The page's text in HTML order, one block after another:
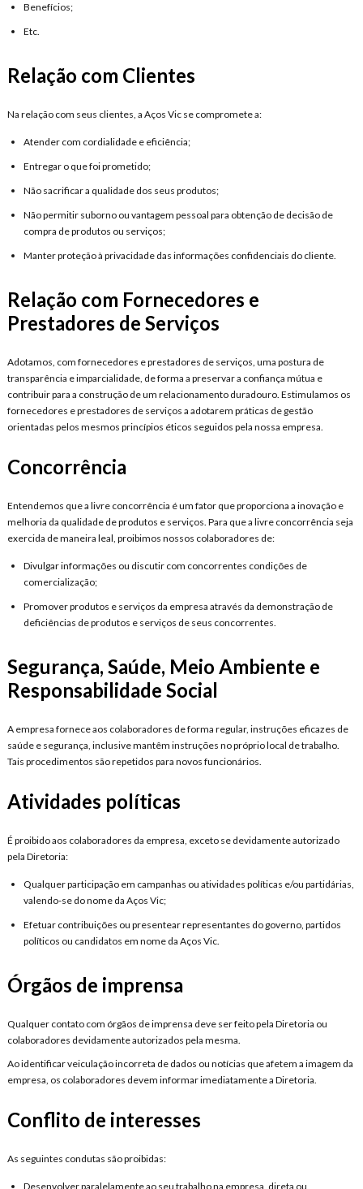
Benefícios;
Etc.
Relação com Clientes
Na relação com seus clientes, a Aços Vic se compromete a:
Atender com cordialidade e eficiência;
Entregar o que foi prometido;
Não sacrificar a qualidade dos seus produtos;
Não permitir suborno ou vantagem pessoal para obtenção de decisão de
compra de produtos ou serviços;
Manter proteção à privacidade das informações confidenciais do cliente.
Relação com Fornecedores e
Prestadores de Serviços
Adotamos, com fornecedores e prestadores de serviços, uma postura de
transparência e imparcialidade, de forma a preservar a confiança mútua e
contribuir para a construção de um relacionamento duradouro. Estimulamos os
fornecedores e prestadores de serviços a adotarem práticas de gestão
orientadas pelos mesmos princípios éticos seguidos pela nossa empresa.
Concorrência
Entendemos que a livre concorrência é um fator que proporciona a inovação e
melhoria da qualidade de produtos e serviços. Para que a livre concorrência seja
exercida de maneira leal, proibimos nossos colaboradores de:
Divulgar informações ou discutir com concorrentes condições de
comercialização;
Promover produtos e serviços da empresa através da demonstração de
deficiências de produtos e serviços de seus concorrentes.
Segurança, Saúde, Meio Ambiente e
Responsabilidade Social
A empresa fornece aos colaboradores de forma regular, instruções eficazes de
saúde e segurança, inclusive mantêm instruções no próprio local de trabalho.
Tais procedimentos são repetidos para novos funcionários.
Atividades políticas
É proibido aos colaboradores da empresa, exceto se devidamente autorizado
pela Diretoria:
Qualquer participação em campanhas ou atividades políticas e/ou partidárias,
valendo-se do nome da Aços Vic;
Efetuar contribuições ou presentear representantes do governo, partidos
políticos ou candidatos em nome da Aços Vic.
Órgãos de imprensa
Qualquer contato com órgãos de imprensa deve ser feito pela Diretoria ou
colaboradores devidamente autorizados pela mesma.
Ao identificar veiculação incorreta de dados ou notícias que afetem a imagem da
empresa, os colaboradores devem informar imediatamente a Diretoria.
Conflito de interesses
As seguintes condutas são proibidas:
Desenvolver paralelamente ao seu trabalho na empresa, direta ou